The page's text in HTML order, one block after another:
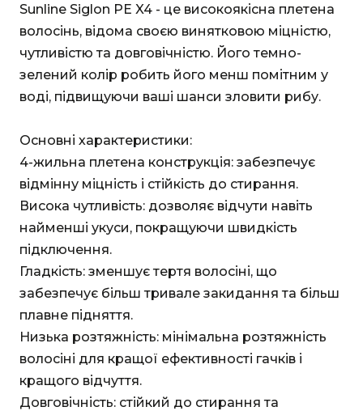
Sunline Siglon PE X4 - це високоякісна плетена
волосінь, відома своєю винятковою міцністю,
чутливістю та довговічністю. Його темно-
зелений колір робить його менш помітним у
воді, підвищуючи ваші шанси зловити рибу.
Основні характеристики:
4-жильна плетена конструкція: забезпечує
відмінну міцність і стійкість до стирання.
Висока чутливість: дозволяє відчути навіть
найменші укуси, покращуючи швидкість
підключення.
Гладкість: зменшує тертя волосіні, що
забезпечує більш тривале закидання та більш
плавне підняття.
Низька розтяжність: мінімальна розтяжність
волосіні для кращої ефективності гачків і
кращого відчуття.
Довговічність: стійкий до стирання та